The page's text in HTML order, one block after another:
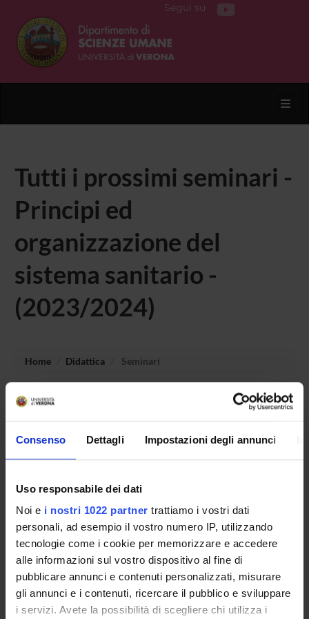
Consenso Dettagli Impostazioni degli annunci
Uso responsabile dei dati
Noi e i nostri 1022 partner trattiamo i vostri dati
personali, ad esempio il vostro numero IP, utilizzando
tecnologie come i cookie per memorizzare e accedere
alle informazioni sul vostro dispositivo al fine di
pubblicare annunci e contenuti personalizzati, misurare
gli annunci e i contenuti, ricercare il pubblico e sviluppare
i servizi. Avete la possibilità di scegliere chi utilizza i
Segui su
Tutti i prossimi seminari -
Principi ed
organizzazione del
sistema sanitario -
(2023/2024)
Home Didattica Seminari
Non è stato trovato alcun seminario relativo
all'insegnamento Principi ed organizzazione del sistema
sanitario.
OFFERTA FORMATIVA
CORSI DI STUDIO
DOTTORATI, MASTER E FORMAZIONE SUPERIORE
Contatti
Persone